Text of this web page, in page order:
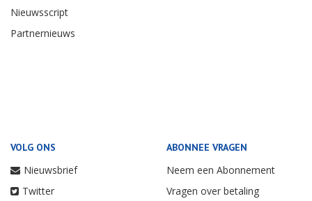
Nieuwsscript
Partnernieuws
VOLG ONS
Nieuwsbrief
Twitter
ABONNEE VRAGEN
Neem een Abonnement
Vragen over betaling